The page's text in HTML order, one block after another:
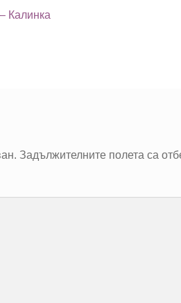
Калинка
Задължителните полета са